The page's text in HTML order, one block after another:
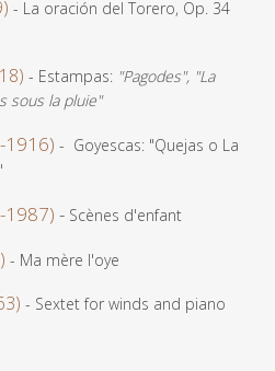
- La oración del Torero, Op. 34
- Estampas: "Pagodes", "La
sous la pluie"
1916) - Goyescas: "Quejas o La
1987) - Scènes d'enfant
- Ma mère l'oye
- Sextet for winds and piano